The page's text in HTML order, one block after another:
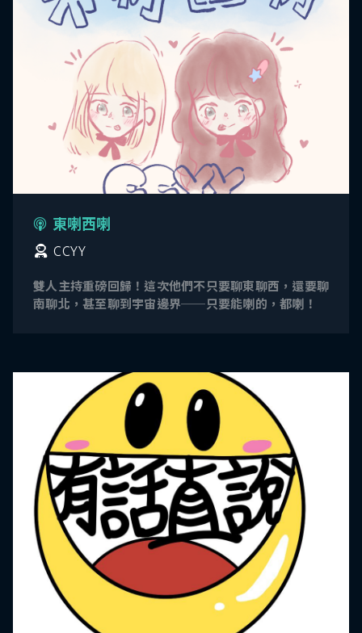
東喇西喇
CCYY
雙人主持重磅回歸！這次他們不只要聊東聊西，還要聊
南聊北，甚至聊到宇宙邊界──只要能喇的，都喇！